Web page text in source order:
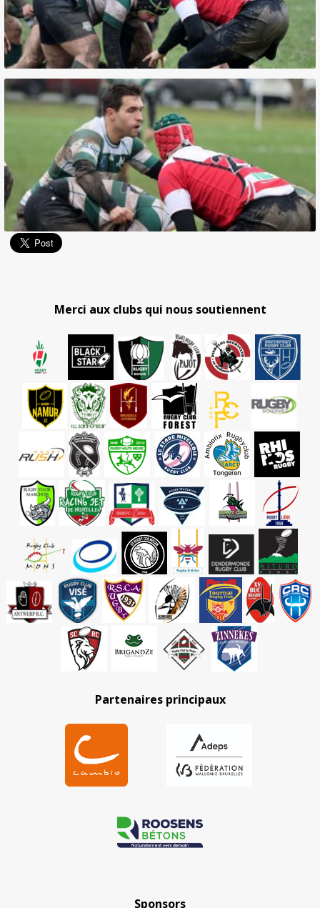
Merci aux clubs qui nous soutiennent
Partenaires principaux
Sponsors